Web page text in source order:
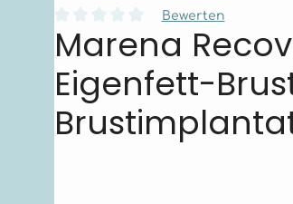
Durchschnittliche Bewertung von 0
Bewerten
Marena
Eigenfett-